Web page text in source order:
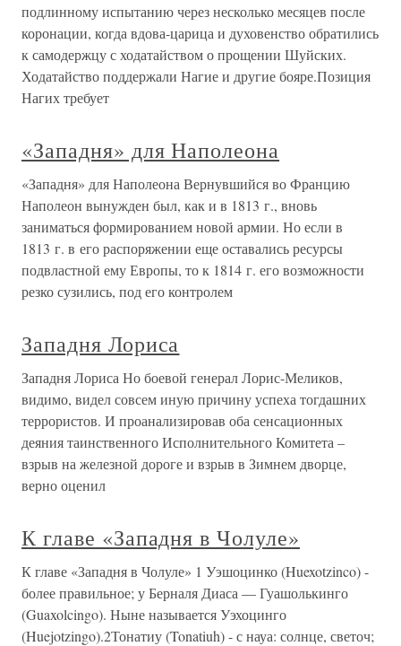
подлинному испытанию через несколько месяцев после
коронации, когда вдова-царица и духовенство обратились
к самодержцу с ходатайством о прощении Шуйских.
Ходатайство поддержали Нагие и другие бояре.Позиция
Нагих требует
«Западня» для Наполеона
«Западня» для Наполеона Вернувшийся во Францию
Наполеон вынужден был, как и в 1813 г., вновь
заниматься формированием новой армии. Но если в
1813 г. в его распоряжении еще оставались ресурсы
подвластной ему Европы, то к 1814 г. его возможности
резко сузились, под его контролем
Западня Лориса
Западня Лориса Но боевой генерал Лорис-Меликов,
видимо, видел совсем иную причину успеха тогдашних
террористов. И проанализировав оба сенсационных
деяния таинственного Исполнительного Комитета –
взрыв на железной дороге и взрыв в Зимнем дворце,
верно оценил
К главе «Западня в Чолуле»
К главе «Западня в Чолуле» 1 Уэшоцинко (Huexotzinco) -
более правильное; у Берналя Диаса — Гуашолькинго
(Guaxolcingo). Ныне называется Уэхоцинго
(Huejotzingo).2Тонатиу (Tonatiuh) - с науа: солнце, светоч;